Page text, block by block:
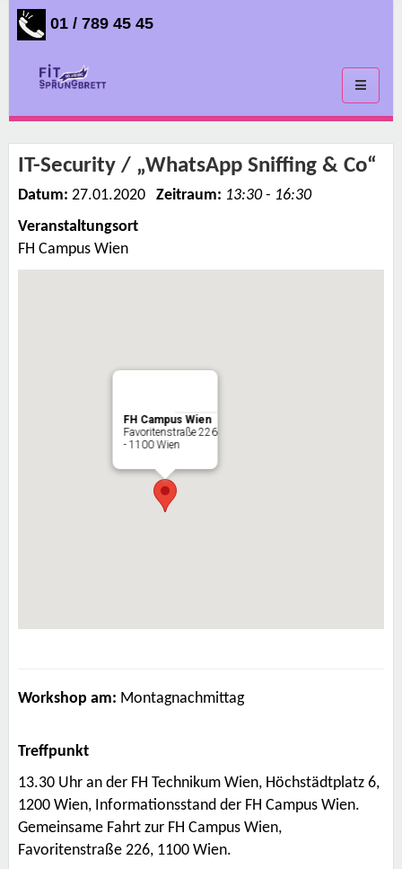
01 / 789 45 45
Toggle
IT-Security / „WhatsApp Sniffing & Co“
Datum: 27.01.2020 Zeitraum: 13:30 - 16:30
Veranstaltungsort
FH Campus Wien
FH Campus Wien
Favoritenstraße 226
- 1100 Wien
Workshop am: Montagnachmittag
Treffpunkt
13.30 Uhr an der FH Technikum Wien, Höchstädtplatz 6,
1200 Wien, Informationsstand der FH Campus Wien.
Gemeinsame Fahrt zur FH Campus Wien,
Favoritenstraße 226, 1100 Wien.